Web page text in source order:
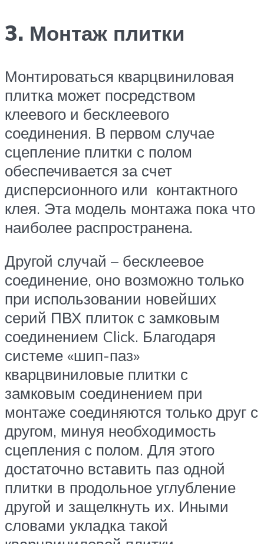
3. Монтаж плитки
Монтироваться кварцвиниловая
плитка может посредством
клеевого и бесклеевого
соединения. В первом случае
сцепление плитки с полом
обеспечивается за счет
дисперсионного или контактного
клея. Эта модель монтажа пока что
наиболее распространена.
Другой случай – бесклеевое
соединение, оно возможно только
при использовании новейших
серий ПВХ плиток с замковым
соединением Click. Благодаря
системе «шип-паз»
кварцвиниловые плитки с
замковым соединением при
монтаже соединяются только друг с
другом, минуя необходимость
сцепления с полом. Для этого
достаточно вставить паз одной
плитки в продольное углубление
другой и защелкнуть их. Иными
словами укладка такой